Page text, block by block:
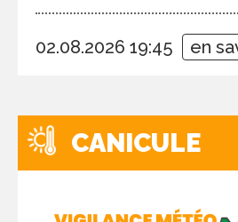
02.08.2026 19:45 en
CANICULE